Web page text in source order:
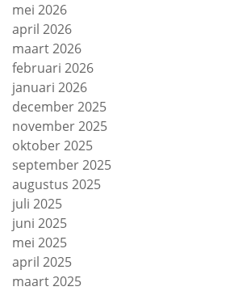
mei 2026
april 2026
maart 2026
februari 2026
januari 2026
december 2025
november 2025
oktober 2025
september 2025
augustus 2025
juli 2025
juni 2025
mei 2025
april 2025
maart 2025